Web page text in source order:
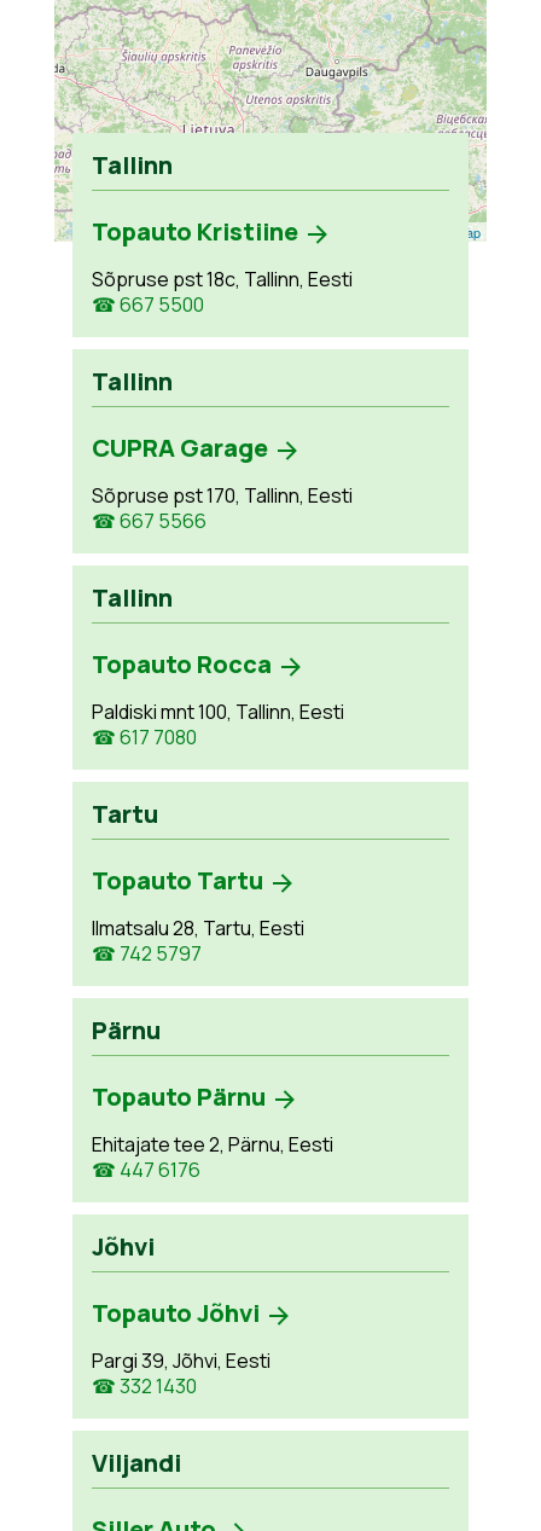
Leaflet OpenStreetMap
Tallinn
Topauto Kristiine
Sõpruse pst 18c, Tallinn, Eesti
☎ 667 5500
Tallinn
CUPRA Garage
Sõpruse pst 170, Tallinn, Eesti
☎ 667 5566
Tallinn
Topauto Rocca
Paldiski mnt 100, Tallinn, Eesti
☎ 617 7080
Tartu
Topauto Tartu
Ilmatsalu 28, Tartu, Eesti
☎ 742 5797
Pärnu
Topauto Pärnu
Ehitajate tee 2, Pärnu, Eesti
☎ 447 6176
Jõhvi
Topauto Jõhvi
Pargi 39, Jõhvi, Eesti
☎ 332 1430
Viljandi